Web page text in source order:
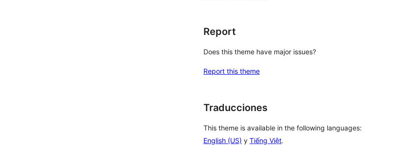
Report
Does this theme have major issues?
Report this theme
Traducciones
This theme is available in the following languages:
English (US) y Tiếng Việt.